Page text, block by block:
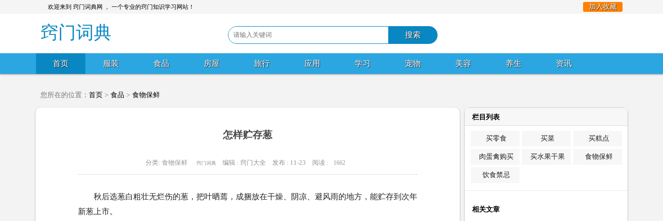
欢迎来到 窍门词典网 ， 一个专业的窍门知识学习网站！ 加入收藏
窍门词典
首页 服装 食品 房屋 旅行 应用 学习 宠物 美容 养生 资讯
您所在的位置： 首页 > 食品 > 食物保鲜
怎样贮存葱
分类: 食物保鲜 窍门词典 编辑 : 窍门大全 发布 : 11-23 阅读 : 1662
秋后选葱白粗壮无烂伤的葱，把叶晒蔫，成捆放在干燥、阴凉、避风雨的地方，能贮存到次年
新葱上市。
栏目列表
买零食 买菜 买糕点
肉蛋禽购买 买水果干果 食物保鲜
饮食禁忌
相关文章